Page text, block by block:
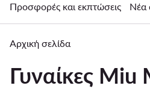
Προσφορές και εκπτώσεις Νέα
Αρχική σελίδα
Γυναίκες Miu